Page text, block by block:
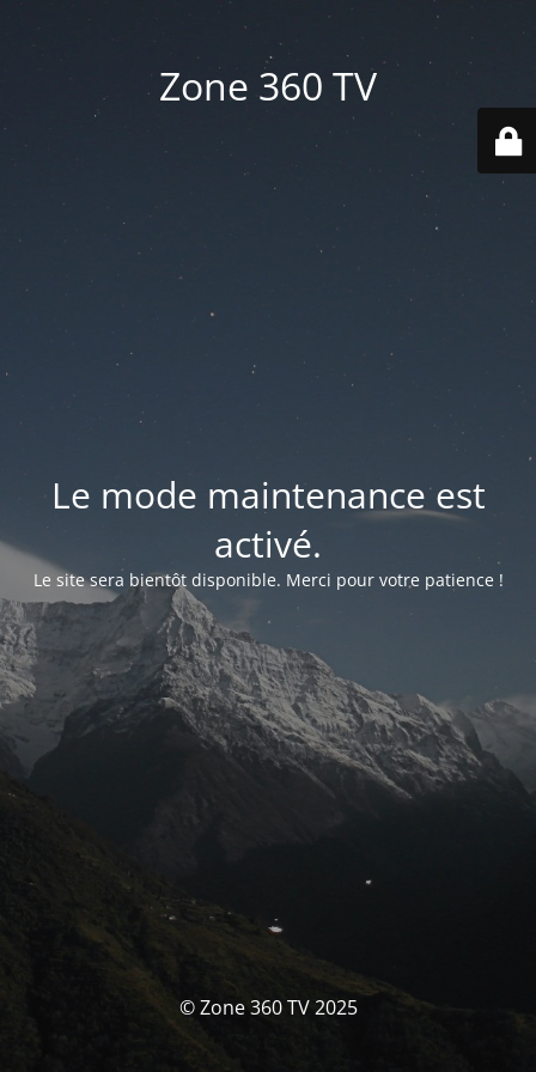
Zone 360 TV
Le mode maintenance est
activé.
Le site sera bientôt disponible. Merci pour votre patience !
© Zone 360 TV 2025